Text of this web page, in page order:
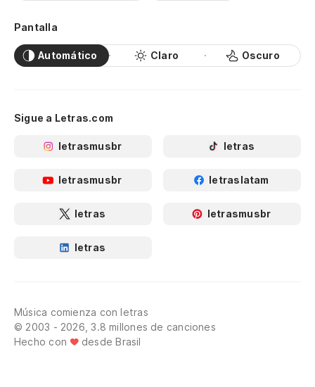
Pantalla
Automático Claro Oscuro
Sigue a Letras.com
letrasmusbr letras
letrasmusbr letraslatam
letras letrasmusbr
letras
Música comienza con letras
© 2003 - 2026, 3.8 millones de canciones
Hecho con
desde Brasil